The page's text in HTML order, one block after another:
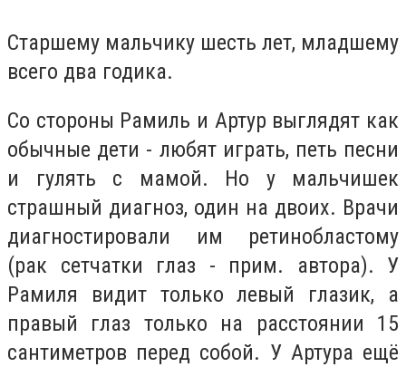
Старшему мальчику шесть лет, младшему
всего два годика.
Со стороны Рамиль и Артур выглядят как
обычные дети - любят играть, петь песни
и гулять с мамой. Но у мальчишек
страшный диагноз, один на двоих. Врачи
диагностировали им ретинобластому
(рак сетчатки глаз - прим. автора). У
Рамиля видит только левый глазик, а
правый глаз только на расстоянии 15
сантиметров перед собой. У Артура ещё